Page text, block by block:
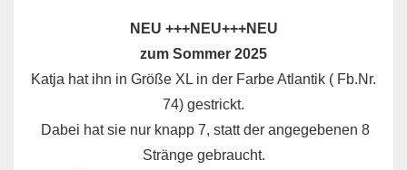
NEU +++NEU+++NEU
zum Sommer 2025
Katja hat ihn in Größe XL in der Farbe Atlantik ( Fb.Nr.
74) gestrickt.
Dabei hat sie nur knapp 7, statt der angegebenen 8
Stränge gebraucht.